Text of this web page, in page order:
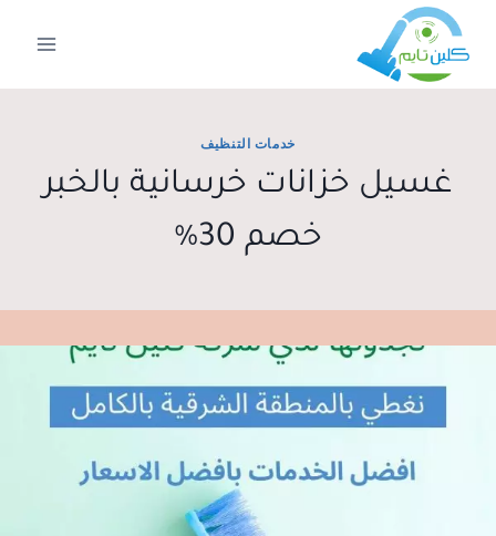
التجاوز
المحتوى
خدمات التنظيف
غسيل خزانات خرسانية بالخبر
خصم 30%